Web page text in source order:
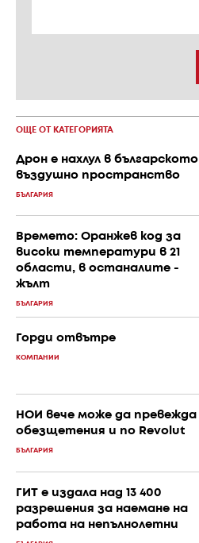
ОЩЕ ОТ КАТЕГОРИЯТА
Дрон е нахлул в българското
въздушно пространство
БЪЛГАРИЯ
Времето: Оранжев код за
високи температури в 21
области, в останалите -
жълт
БЪЛГАРИЯ
Горди отвътре
КОМПАНИИ
НОИ вече може да превежда
обезщетения и по Revolut
БЪЛГАРИЯ
ГИТ е издала над 13 400
разрешения за наемане на
работа на непълнолетни